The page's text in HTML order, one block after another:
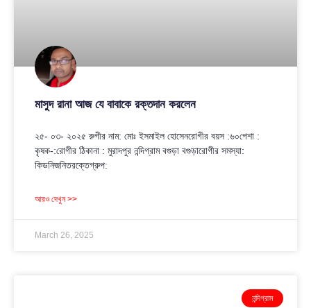
মাসুদ রানা আজ যে বাবাকে রক্তদান করলেন
২৫- ০৩- ২০২৫ রুগীর নাম: মোঃ ইসমাইল হোসেনরোগীর বয়স :৬০পেশা :
কৃষক-:রোগীর ঠিকানা : মুরাদপুর নন্দিগ্রাম বগুড়া বগুড়ারোগীর সমস্যা:
কিডনিজনিতরক্তেগ্রুপ:
আরও দেখুন >>
March 26, 2025
নন্দিগ্রাম